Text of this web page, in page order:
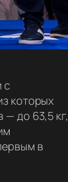
с
которых
— до 63,5 кг,
в